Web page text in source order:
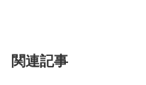
関連記事